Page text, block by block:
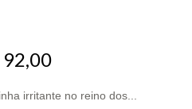
92,00
irritante no reino dos...